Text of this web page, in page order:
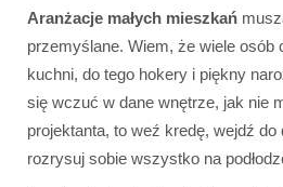
Aranżacje małych mieszkań
przemyślane. Wiem, że wiele osób
kuchni, do tego hokery i piękny
się wczuć w dane wnętrze, jak nie
projektanta, to weź kredę, wejdź
rozrysuj sobie wszystko na